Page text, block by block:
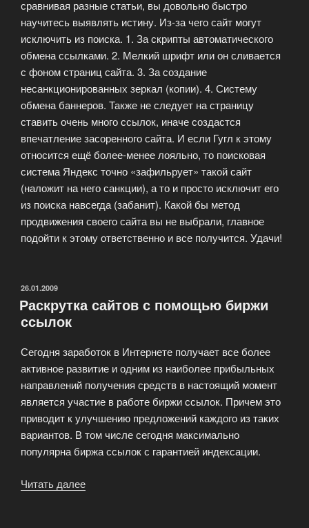
сравнивая разные статьи, вы довольно быстро
научитесь выявлять истину. Из-за чего сайт могут
исключить из поиска. 1. За скрипты автоматического
обмена ссылками. 2. Мелкий шрифт или он сливается
с фоном страниц сайта. 3. За создание
несанкционированных зеркал (копии). 4. Систему
обмена баннеров. Также не следует на страницу
ставить очень много ссылок, иначе создастся
впечатление засоренного сайта. И если Гугл к этому
относится ещё более-менее лояльно, то поисковая
система Яндекс точно «зафильрует» такой сайт
(наложит на него санкции), а то и просто исключит его
из поиска навсегда (забанит). Какой бы метод
продвижения своего сайта вы не выбрали, главное
подойти к этому ответственно и все получится. Удачи!
ОПУБЛИКОВАНО
26.01.2009
Раскрутка сайтов с помощью биржи
ссылок
Сегодня заработок в Интернете получает все более
активное развитие и одним из наиболее прибыльных
направлений получения средств в настоящий момент
является участие в работе биржи ссылок. Причем это
приводит к улучшению предложений каждого из таких
вариантов. В том числе сегодня максимально
популярна биржа ссылок с гарантией индексации.
Читать далее